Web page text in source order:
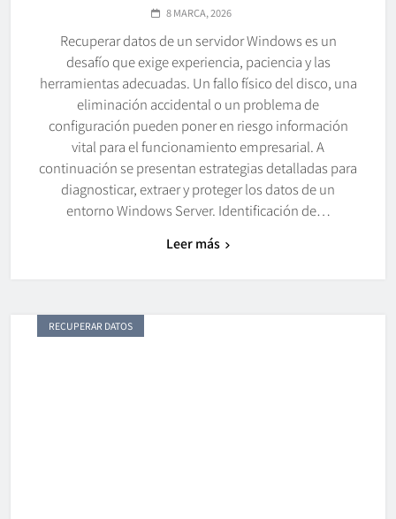
8 MARCA, 2026
Recuperar datos de un servidor Windows es un
desafío que exige experiencia, paciencia y las
herramientas adecuadas. Un fallo físico del disco, una
eliminación accidental o un problema de
configuración pueden poner en riesgo información
vital para el funcionamiento empresarial. A
continuación se presentan estrategias detalladas para
diagnosticar, extraer y proteger los datos de un
entorno Windows Server. Identificación de…
Leer más
RECUPERAR DATOS